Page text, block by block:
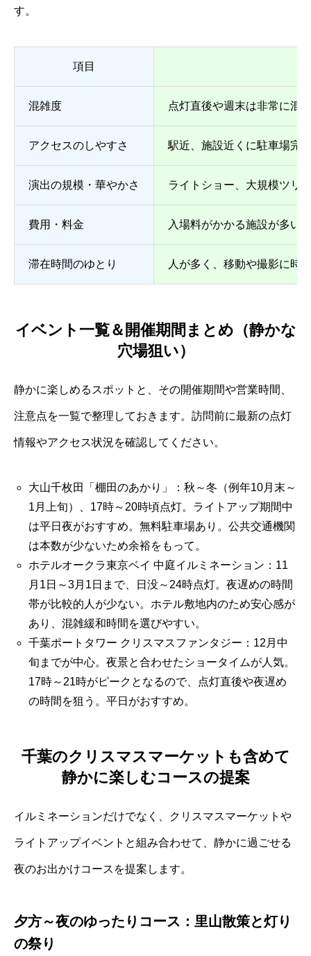
す。
項目
混雑度 点灯直後や週末は非常に混
アクセスのしやすさ 駅近、施設近くに駐車場完
演出の規模・華やかさ ライトショー、大規模ツリ
費用・料金 入場料がかかる施設が多い
滞在時間のゆとり 人が多く、移動や撮影に時
イベント一覧＆開催期間まとめ（静かな
穴場狙い）
静かに楽しめるスポットと、その開催期間や営業時間、
注意点を一覧で整理しておきます。訪問前に最新の点灯
情報やアクセス状況を確認してください。
大山千枚田「棚田のあかり」：秋～冬（例年10月末～
1月上旬）、17時～20時頃点灯。ライトアップ期間中
は平日夜がおすすめ。無料駐車場あり。公共交通機関
は本数が少ないため余裕をもって。
ホテルオークラ東京ベイ 中庭イルミネーション：11
月1日～3月1日まで、日没～24時点灯。夜遅めの時間
帯が比較的人が少ない。ホテル敷地内のため安心感が
あり、混雑緩和時間を選びやすい。
千葉ポートタワー クリスマスファンタジー：12月中
旬までが中心。夜景と合わせたショータイムが人気。
17時～21時がピークとなるので、点灯直後や夜遅め
の時間を狙う。平日がおすすめ。
千葉のクリスマスマーケットも含めて
静かに楽しむコースの提案
イルミネーションだけでなく、クリスマスマーケットや
ライトアップイベントと組み合わせて、静かに過ごせる
夜のお出かけコースを提案します。
夕方～夜のゆったりコース：里山散策と灯り
の祭り